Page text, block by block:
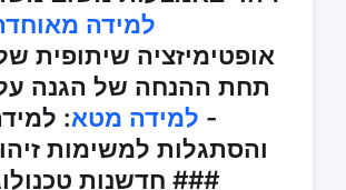
למידה
אופטימיזציה שיתופית
תחת ההנחה של הגנה
- למידה מטא:
והסתגלות למשימות
### חדשנות